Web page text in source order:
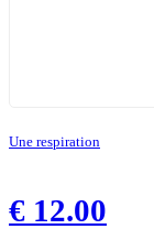
Une respiration
€ 12.00